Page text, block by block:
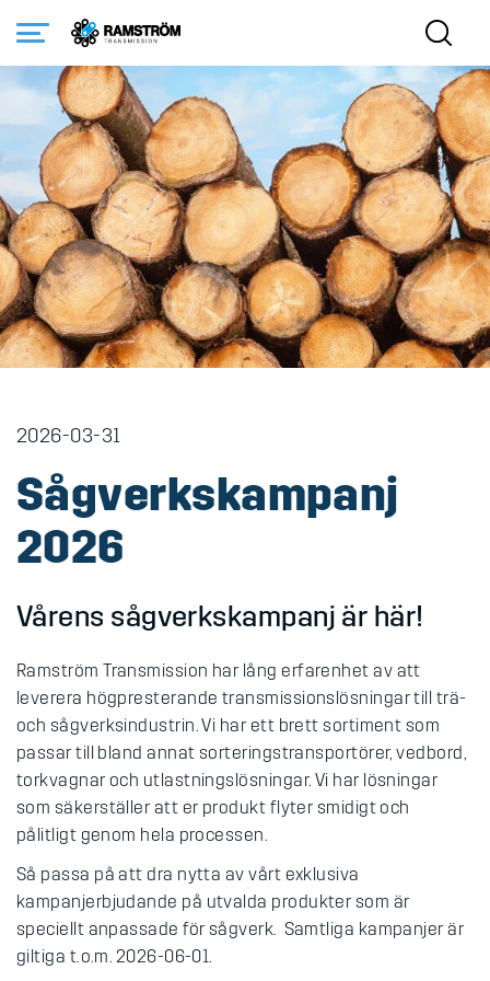
Startsida Sågverkskampanj 2026
2026-03-31
Sågverkskampanj
2026
Vårens sågverkskampanj är här!
Ramström Transmission har lång erfarenhet av att
leverera högpresterande transmissionslösningar till trä-
och sågverksindustrin. Vi har ett brett sortiment som
passar till bland annat sorteringstransportörer, vedbord,
torkvagnar och utlastningslösningar. Vi har lösningar
som säkerställer att er produkt flyter smidigt och
pålitligt genom hela processen.
Så passa på att dra nytta av vårt exklusiva
kampanjerbjudande på utvalda produkter som är
speciellt anpassade för sågverk. Samtliga kampanjer är
giltiga t.o.m. 2026-06-01.